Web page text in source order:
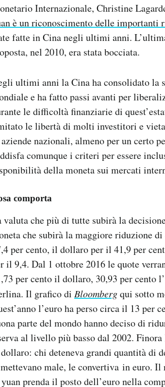
Internazionale, Christine
è un riconoscimento delle importanti
fatte in Cina negli ultimi anni.
nel 2010, era stata bocciata.
ultimi anni la Cina ha consolidato la
e ha fatto passi avanti per
le difficoltà finanziarie di
le libertà di molti investitori e
nazionali, almeno per un certo
comunque i criteri per essere
della moneta sui mercati
comporta
valuta che più di tutte subirà la
che subirà la maggiore riduzione
per cento, il dollaro per il 41,9 per
il 9,4. Dal 1 ottobre 2016 le quote
per cento il dollaro, 30,93 per cento
Il grafico di Bloombergqui sotto
l’euro ha perso circa il 13 per
parte del mondo hanno deciso di
al livello più basso dal 2002.
chi deteneva grandi quantità di
male, le convertiva in euro.
prenda il posto dell’euro nella